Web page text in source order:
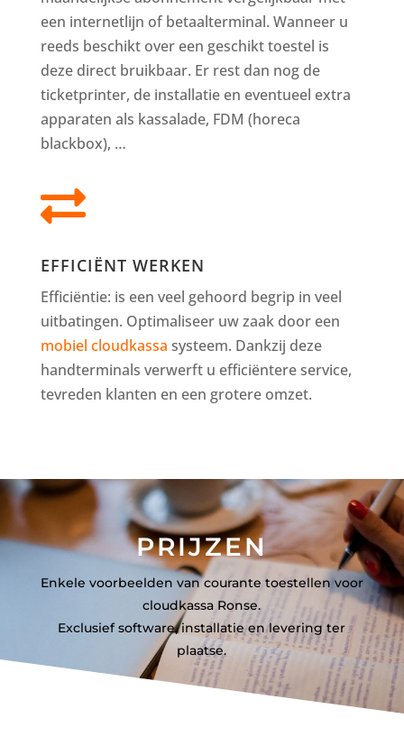
een internetlijn of betaalterminal. Wanneer u
reeds beschikt over een geschikt toestel is
deze direct bruikbaar. Er rest dan nog de
ticketprinter, de installatie en eventueel extra
apparaten als kassalade, FDM (horeca
blackbox), …

EFFICIËNT WERKEN
Efficiëntie: is een veel gehoord begrip in veel
uitbatingen. Optimaliseer uw zaak door een
mobiel cloudkassa systeem. Dankzij deze
handterminals verwerft u efficiëntere service,
tevreden klanten en een grotere omzet.
PRIJZEN
Enkele voorbeelden van courante toestellen voor
cloudkassa Ronse.
Exclusief software, installatie en levering ter
plaatse.